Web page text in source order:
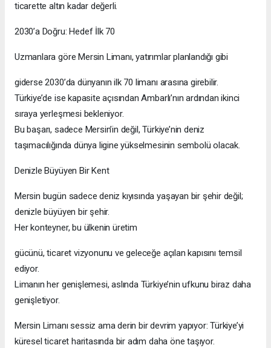
ticarette altın kadar değerli.
2030’a Doğru: Hedef İlk 70
Uzmanlara göre Mersin Limanı, yatırımlar planlandığı gibi
giderse 2030’da dünyanın ilk 70 limanı arasına girebilir.
Türkiye’de ise kapasite açısından Ambarlı’nın ardından ikinci
sıraya yerleşmesi bekleniyor.
Bu başarı, sadece Mersin’in değil, Türkiye’nin deniz
taşımacılığında dünya ligine yükselmesinin sembolü olacak.
Denizle Büyüyen Bir Kent
Mersin bugün sadece deniz kıyısında yaşayan bir şehir değil;
denizle büyüyen bir şehir.
Her konteyner, bu ülkenin üretim
gücünü, ticaret vizyonunu ve geleceğe açılan kapısını temsil
ediyor.
Limanın her genişlemesi, aslında Türkiye’nin ufkunu biraz daha
genişletiyor.
Mersin Limanı sessiz ama derin bir devrim yapıyor: Türkiye’yi
küresel ticaret haritasında bir adım daha öne taşıyor.